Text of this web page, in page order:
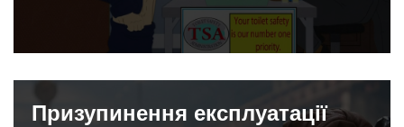
Призупинення експлуатації